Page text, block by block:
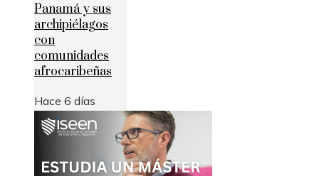
Panamá y sus
archipiélagos
con
comunidades
afrocaribeñas
Hace 6 días